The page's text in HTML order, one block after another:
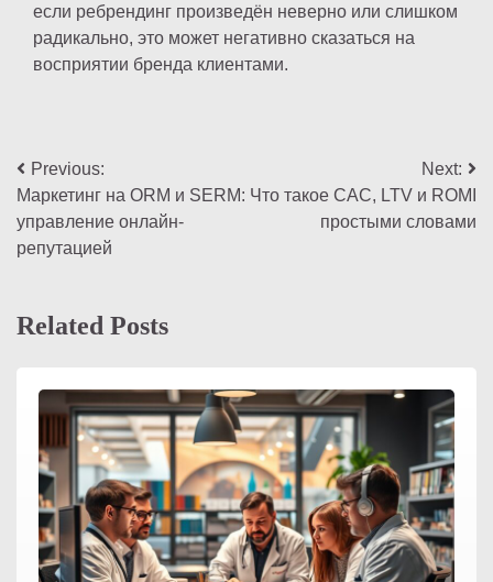
если ребрендинг произведён неверно или слишком
радикально, это может негативно сказаться на
восприятии бренда клиентами.
Навигация
по
записям
Previous:
Маркетинг на ORM и SERM:
управление онлайн-
репутацией
Next:
Что такое CAC, LTV и ROMI
простыми словами
Related Posts